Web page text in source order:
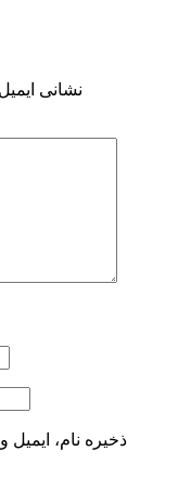
نشانی
ذخیره نام،